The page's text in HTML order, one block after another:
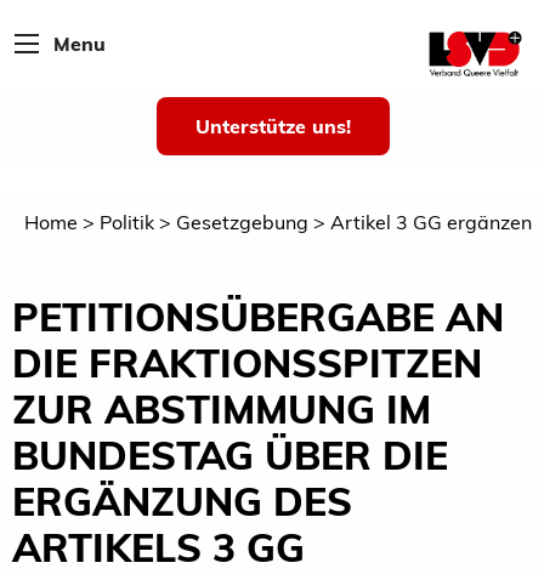
Menu
Unterstütze uns!
Home Politik Gesetzgebung Artikel 3 GG ergänzen
PETITIONSÜBERGABE AN
DIE FRAKTIONSSPITZEN
ZUR ABSTIMMUNG IM
BUNDESTAG ÜBER DIE
ERGÄNZUNG DES
ARTIKELS 3 GG